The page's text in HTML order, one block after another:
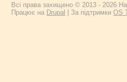
Всі права захищено © 2013 - 2026
Працює на Drupal | За підтримки OS